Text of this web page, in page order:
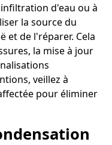
d'eau ou à
la source du
et de l'réparer. Cela
la mise à jour
veillez à
pour éliminer